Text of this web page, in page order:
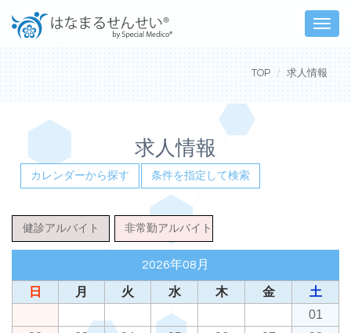
Toggle
TOP 求人情報
求人情報
カレンダーから探す 条件を指定して検索
健診アルバイト 非常勤アルバイト
2026年08月
日 月 火 水 木 金
土
01